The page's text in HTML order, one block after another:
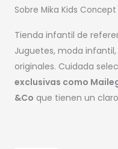
Sobre Mika Kids
Tienda infantil de
Juguetes, moda
originales. Cuidada
exclusivas como
&Co que tienen un